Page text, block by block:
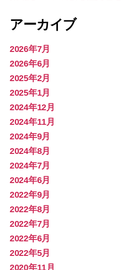
アーカイブ
2026年7月
2026年6月
2025年2月
2025年1月
2024年12月
2024年11月
2024年9月
2024年8月
2024年7月
2024年6月
2022年9月
2022年8月
2022年7月
2022年6月
2022年5月
2020年11月